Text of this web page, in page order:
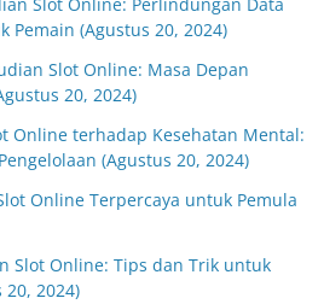
Pemain (Agustus 20, 2024)
Slot Online: Masa Depan
20, 2024)
Online terhadap Kesehatan Mental:
(Agustus 20, 2024)
Online Terpercaya untuk Pemula
Slot Online: Tips dan Trik untuk
20, 2024)